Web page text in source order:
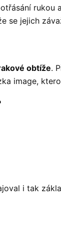
se jejich
obtíže.
image,
i tak